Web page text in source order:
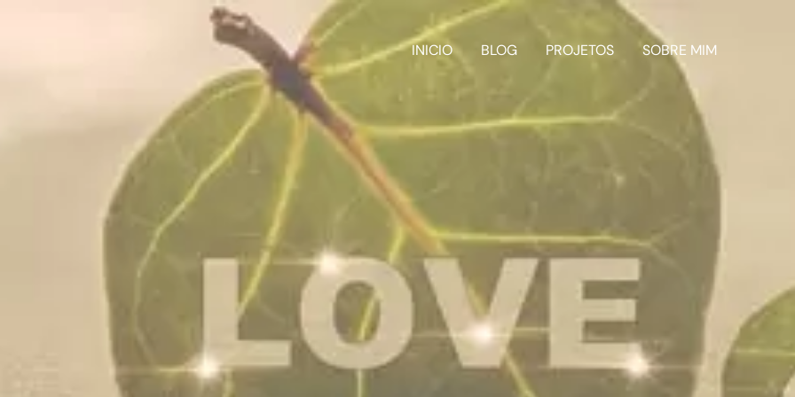
INICIO BLOG PROJETOS SOBRE MIM